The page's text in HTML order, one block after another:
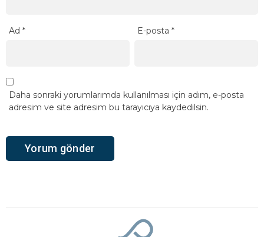
Ad * E-posta*
Daha sonraki yorumlarımda kullanılması için adım, e-posta
adresim ve site adresim bu tarayıcıya kaydedilsin.